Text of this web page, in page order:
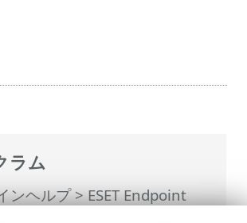
ラム
ンヘルプ>ESET Endpoint